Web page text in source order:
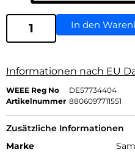
In den
Informationen nach EU
WEEE Reg No
DE57734404
Artikelnummer 8806097711551
Zusätzliche Informationen
Marke